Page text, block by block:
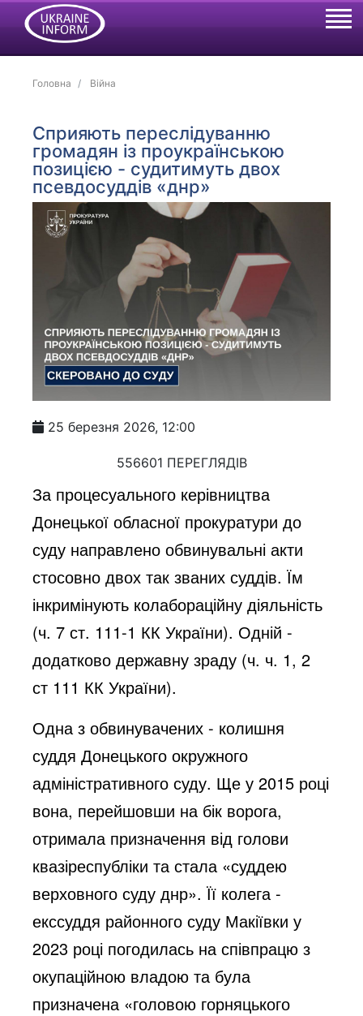
Головна Війна
Сприяють переслідуванню
громадян із проукраїнською
позицією - судитимуть двох
псевдосуддів «днр»
25 березня 2026, 12:00
556601 ПЕРЕГЛЯДІВ
За процесуального керівництва
Донецької обласної прокуратури до
суду направлено обвинувальні акти
стосовно двох так званих суддів. Їм
інкримінують колабораційну діяльність
(ч. 7 ст. 111-1 КК України). Одній -
додатково державну зраду (ч. ч. 1, 2
ст 111 КК України).
Одна з обвинувачених - колишня
суддя Донецького окружного
адміністративного суду. Ще у 2015 році
вона, перейшовши на бік ворога,
отримала призначення від голови
квазіреспубліки та стала «суддею
верховного суду днр». Її колега -
екссуддя районного суду Макіївки у
2023 році погодилась на співпрацю з
окупаційною владою та була
призначена «головою горняцького